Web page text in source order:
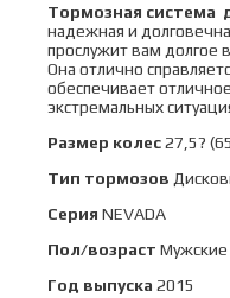
Тормозная система
надежная и
прослужит вам долгое
Она отлично
обеспечивает
экстремальных
Размер колес27,5?
Тип тормозов
Серия NEVADA
Пол/возраст Мужские
Год выпуска 2015